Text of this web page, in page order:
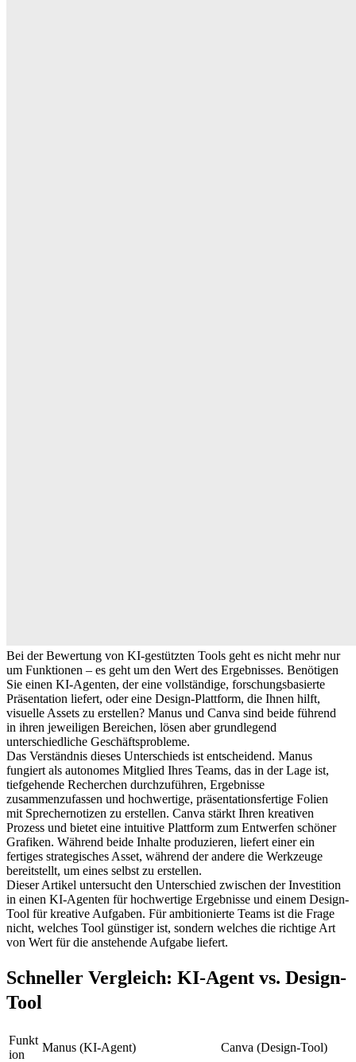
Bei der Bewertung von KI-gestützten Tools geht es nicht mehr nur
um Funktionen – es geht um den Wert des Ergebnisses. Benötigen
Sie einen KI-Agenten, der eine vollständige, forschungsbasierte
Präsentation liefert, oder eine Design-Plattform, die Ihnen hilft,
visuelle Assets zu erstellen? Manus und Canva sind beide führend
in ihren jeweiligen Bereichen, lösen aber grundlegend
unterschiedliche Geschäftsprobleme.
Das Verständnis dieses Unterschieds ist entscheidend. Manus
fungiert als autonomes Mitglied Ihres Teams, das in der Lage ist,
tiefgehende Recherchen durchzuführen, Ergebnisse
zusammenzufassen und hochwertige, präsentationsfertige Folien
mit Sprechernotizen zu erstellen. Canva stärkt Ihren kreativen
Prozess und bietet eine intuitive Plattform zum Entwerfen schöner
Grafiken. Während beide Inhalte produzieren, liefert einer ein
fertiges strategisches Asset, während der andere die Werkzeuge
bereitstellt, um eines selbst zu erstellen.
Dieser Artikel untersucht den Unterschied zwischen der Investition
in einen KI-Agenten für hochwertige Ergebnisse und einem Design-
Tool für kreative Aufgaben. Für ambitionierte Teams ist die Frage
nicht, welches Tool günstiger ist, sondern welches die richtige Art
von Wert für die anstehende Aufgabe liefert.
Schneller Vergleich: KI-Agent vs. Design-
Tool
Funkt
ion
Manus (KI-Agent)
Canva (Design-Tool)